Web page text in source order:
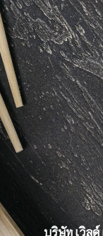
บริษัท เวิล